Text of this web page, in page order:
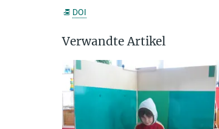
DOI
Verwandte Artikel